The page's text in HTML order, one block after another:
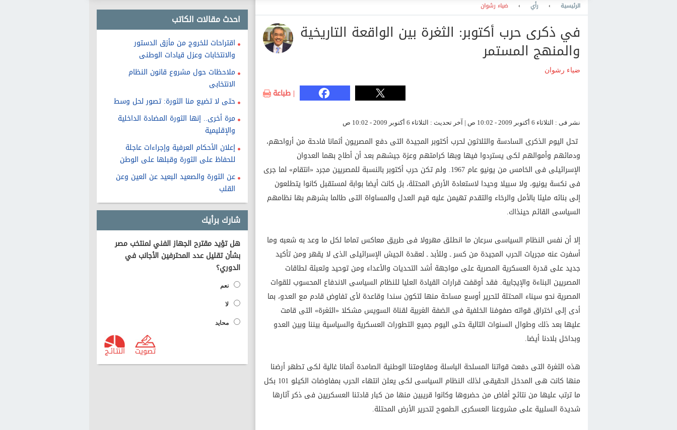
احدث مقالات الكاتب
اقتراحات للخروج من مأزق الدستور
والانتخابات وعزل قيادات الوطنى
ملاحظات حول مشروع قانون النظام
الانتخابى
حتى لا تضيع منا الثورة: تصور لحل وسط
مرة أخرى.. إنها الثورة المضادة الداخلية
والإقليمية
إعلان الأحكام العرفية وإجراءات عاجلة
للحفاظ على الثورة وقبلها على الوطن
عن الثورة والصعيد البعيد عن العين وعن
القلب
شارك برأيك
هل تؤيد مقترح الجهاز الفني لمنتخب مصر
بشأن تقليل عدد المحترفين الأجانب في
الدوري؟
نعم
لا
محايد
النتـائـج تصويت
الرئيسية › رأي › ضياء رشوان
في ذكرى حرب أكتوبر: الثغرة بين الواقعة التاريخية
والمنهج المستمر
ضياء رشوان
| طباعة
نشر فى : الثلاثاء 6 أكتوبر 2009 - 10:02 ص | آخر تحديث : الثلاثاء 6 أكتوبر 2009 - 10:02 ص
تحل اليوم الذكرى السادسة والثلاثون لحرب أكتوبر المجيدة التى دفع المصريون أثمانا فادحة من أرواحهم،
ودمائهم وأموالهم لكى يستردوا فيها وبها كرامتهم وعزة جيشهم بعد أن أطاح بهما العدوان
الإسرائيلى فى الخامس من يونيو عام 1967. ولم تكن حرب أكتوبر بالنسبة للمصريين مجرد «انتقام» لما جرى
فى نكسة يونيو، ولا سبيلا وحيدا لاستعادة الأرض المحتلة، بل كانت أيضا بوابة لمستقبل كانوا يتطلعون
إلى بنائه مليئا بالأمل والرخاء والتقدم تهيمن عليه قيم العدل والمساواة التى طالما بشرهم بها نظامهم
السياسى القائم حينذاك.
إلا أن نفس النظام السياسى سرعان ما انطلق مهرولا فى طريق معاكس تماما لكل ما وعد به شعبه وما
أسفرت عنه مجريات الحرب المجيدة من كسر ـ وللأبد ـ لعقدة الجيش الإسرائيلى الذى لا يقهر ومن تأكيد
جديد على قدرة العسكرية المصرية على مواجهة أشد التحديات والأعداء ومن توحيد وتعبئة لطاقات
المصريين البناءة والإيجابية. فقد أوقفت قرارات القيادة العليا للنظام السياسى الاندفاع المحسوب للقوات
المصرية نحو سيناء المحتلة لتحرير أوسع مساحة منها لتكون سندا وقاعدة لأى تفاوض قادم مع العدو، بما
أدى إلى اختراق قواته صفوفنا الخلفية فى الضفة الغربية لقناة السويس مشكلا «الثغرة» التى قامت
عليها بعد ذلك وطوال السنوات التالية حتى اليوم جميع التطورات العسكرية والسياسية بيننا وبين العدو
وبداخل بلادنا أيضا.
هذه الثغرة التى دفعت قواتنا المسلحة الباسلة ومقاومتنا الوطنية الصامدة أثمانا غالية لكى تطهر أرضنا
منها كانت هى المدخل الحقيقى لذلك النظام السياسى لكى يعلن انتهاء الحرب بمفاوضات الكيلو 101 بكل
ما ترتب عليها من نتائج أفاض من حضروها وكانوا قريبين منها من كبار قادتنا العسكريين فى ذكر آثارها
شديدة السلبية على مشروعنا العسكرى الطموح لتحرير الأرض المحتلة.